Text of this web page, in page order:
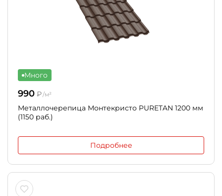
Много
990 ₽/м²
Металлочерепица Монтекристо PURETAN 1200 мм
(1150 раб.)
Подробнее